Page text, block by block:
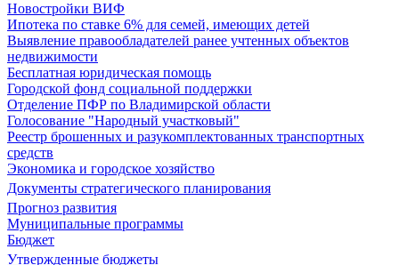
Новостройки ВИФ
Ипотека по ставке 6% для семей, имеющих детей
Выявление правообладателей ранее учтенных объектов
недвижимости
Бесплатная юридическая помощь
Городской фонд социальной поддержки
Отделение ПФР по Владимирской области
Голосование "Народный участковый"
Реестр брошенных и разукомплектованных транспортных
средств
Экономика и городское хозяйство
Документы стратегического планирования
Прогноз развития
Муниципальные программы
Бюджет
Утвержденные бюджеты